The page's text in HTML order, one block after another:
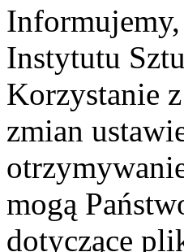
Instytutu
Korzystanie
zmian
mogą
dotyczące